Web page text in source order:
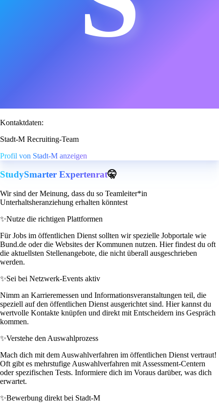
Kontaktdaten:
Stadt-M Recruiting-Team
Profil von Stadt-M anzeigen
StudySmarter Expertenrat🤫
Wir sind der Meinung, dass du so Teamleiter*in
Unterhaltsheranziehung erhalten könntest
✨Nutze die richtigen Plattformen
Für Jobs im öffentlichen Dienst sollten wir spezielle Jobportale wie
Bund.de oder die Websites der Kommunen nutzen. Hier findest du oft
die aktuellsten Stellenangebote, die nicht überall ausgeschrieben
werden.
✨Sei bei Netzwerk-Events aktiv
Nimm an Karrieremessen und Informationsveranstaltungen teil, die
speziell auf den öffentlichen Dienst ausgerichtet sind. Hier kannst du
wertvolle Kontakte knüpfen und direkt mit Entscheidern ins Gespräch
kommen.
✨Verstehe den Auswahlprozess
Mach dich mit dem Auswahlverfahren im öffentlichen Dienst vertraut!
Oft gibt es mehrstufige Auswahlverfahren mit Assessment-Centern
oder spezifischen Tests. Informiere dich im Voraus darüber, was dich
erwartet.
✨Bewerbung direkt bei Stadt-M